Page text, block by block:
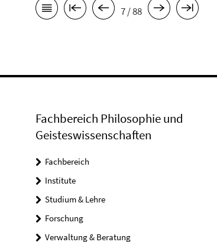
7 / 88
Fachbereich Philosophie und
Geisteswissenschaften
Fachbereich
Institute
Studium & Lehre
Forschung
Verwaltung & Beratung